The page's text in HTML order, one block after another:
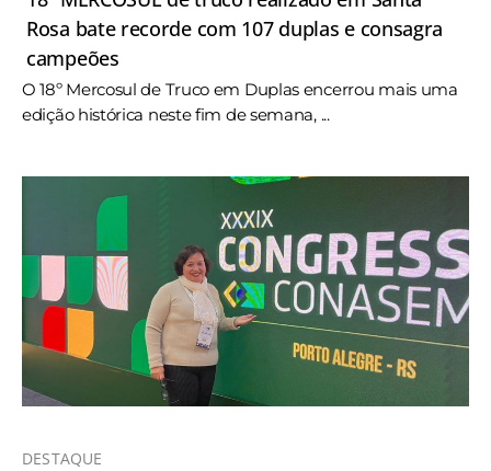
Rosa bate recorde com 107 duplas e consagra
campeões
O 18º Mercosul de Truco em Duplas encerrou mais uma
edição histórica neste fim de semana, ...
DESTAQUE